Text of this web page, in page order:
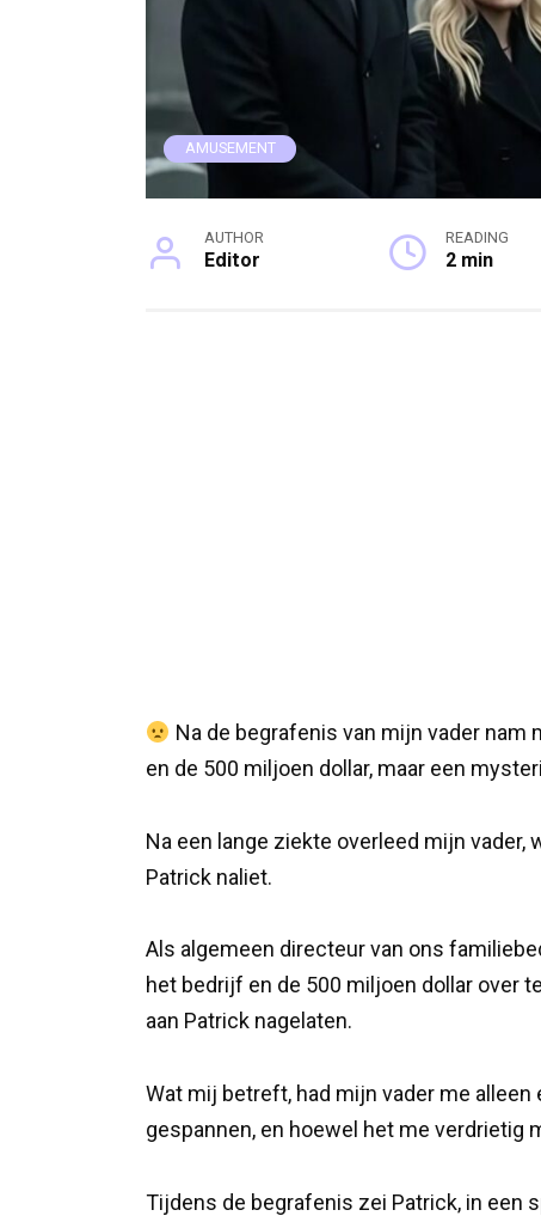
AMUSEMENT
AUTHOR
Editor
READING
2 min
Na de begrafenis van mijn vader
en de 500 miljoen dollar, maar een
Na een lange ziekte overleed mijn
Patrick naliet.
Als algemeen directeur van ons
het bedrijf en de 500 miljoen dollar over
aan Patrick nagelaten.
Wat mij betreft, had mijn vader me
gespannen, en hoewel het me verdrietig
Tijdens de begrafenis zei Patrick, in een